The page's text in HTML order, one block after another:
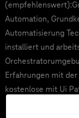
Automation,
Automatisierung
installiert und
Erfahrungen mit
kostenlose mit Ui